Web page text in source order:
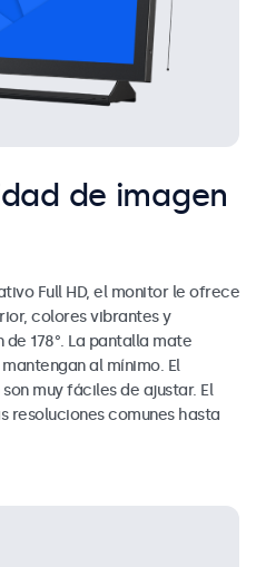
de imagen
Full HD, el monitor le ofrece
colores vibrantes y
178°. La pantalla mate
al mínimo. El
muy fáciles de ajustar. El
resoluciones comunes hasta